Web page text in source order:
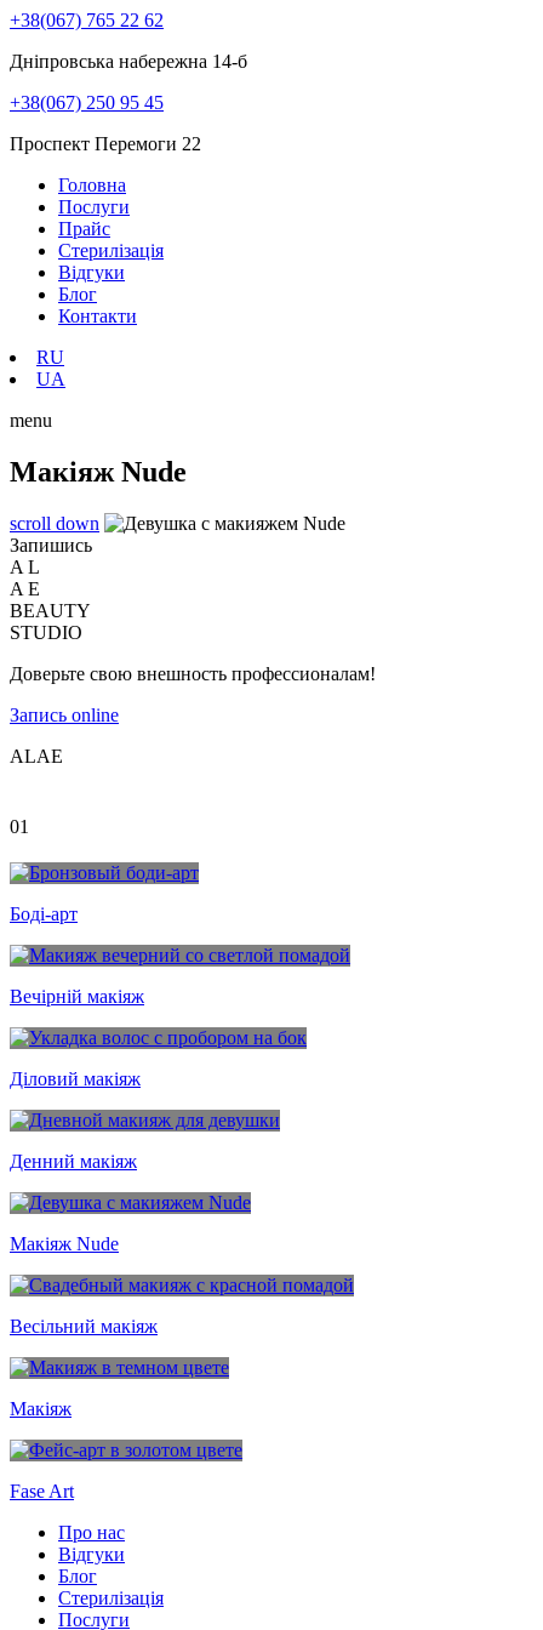
+38(067) 765 22 62
Дніпровська набережна 14-б
+38(067) 250 95 45
Проспект Перемоги 22
Головна
Послуги
Прайс
Стерилізація
Відгуки
Блог
Контакти
RU
UA
menu
Макіяж Nude
scroll down
Запишись
A L
A E
BEAUTY
STUDIO
Доверьте свою внешность профессионалам!
Запись online
ALAE
01
Боді-арт
Вечірній макіяж
Діловий макіяж
Денний макіяж
Макіяж Nude
Весільний макіяж
Макіяж
Fase Art
Про нас
Відгуки
Блог
Стерилізація
Послуги